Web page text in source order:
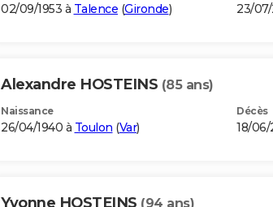
02/09/1953 à Talence (Gironde) 23/
Alexandre HOSTEINS (85 ans)
Naissance
26/04/1940 à Toulon (Var)
Décès
18/06/
Yvonne HOSTEINS (94 ans)